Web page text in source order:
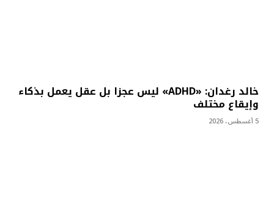
خالد رغدان: «ADHD» ليس عجزا بل عقل يعمل بذكاء
وإيقاع مختلف
5 أغسطس، 2026